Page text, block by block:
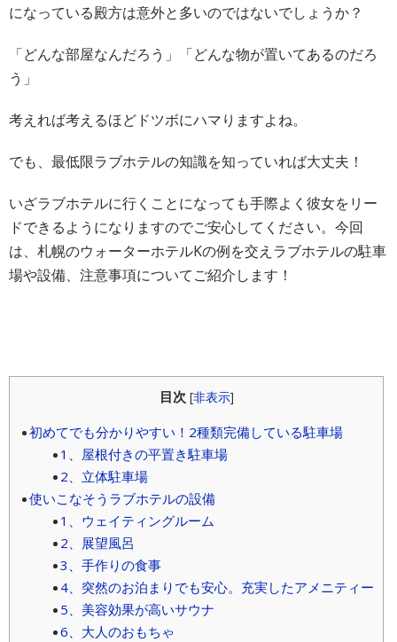
になっている殿方は意外と多いのではないでしょうか？
「どんな部屋なんだろう」「どんな物が置いてあるのだろ
う」
考えれば考えるほどドツボにハマりますよね。
でも、最低限ラブホテルの知識を知っていれば大丈夫！
いざラブホテルに行くことになっても手際よく彼女をリー
ドできるようになりますのでご安心してください。今回
は、札幌のウォーターホテルKの例を交えラブホテルの駐車
場や設備、注意事項についてご紹介します！
目次 [非表示]
初めてでも分かりやすい！2種類完備している駐車場
1、屋根付きの平置き駐車場
2、立体駐車場
使いこなそうラブホテルの設備
1、ウェイティングルーム
2、展望風呂
3、手作りの食事
4、突然のお泊まりでも安心。充実したアメニティー
5、美容効果が高いサウナ
6、大人のおもちゃ